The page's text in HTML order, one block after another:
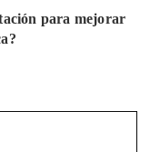
para mejorar